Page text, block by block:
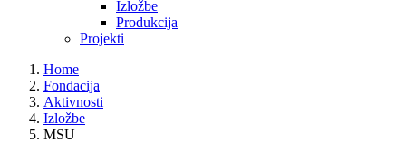
Izložbe
Produkcija
Projekti
Home
Fondacija
Aktivnosti
Izložbe
MSU